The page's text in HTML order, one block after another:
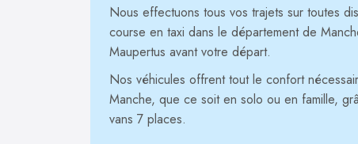
Nous effectuons tous vos trajets sur toutes
course en taxi dans le département de
Maupertus avant votre départ.
Nos véhicules offrent tout le confort
Manche, que ce soit en solo ou en famille,
vans 7 places.